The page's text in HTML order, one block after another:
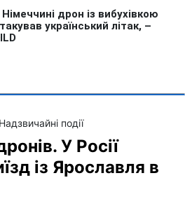
Надзвичайні події
У Росії
із Ярославля в